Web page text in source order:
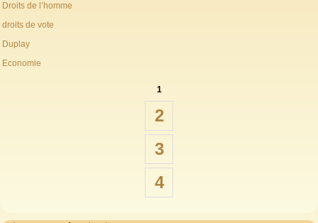
Droits de l’homme
droits de vote
Duplay
Economie
1
2
3
4